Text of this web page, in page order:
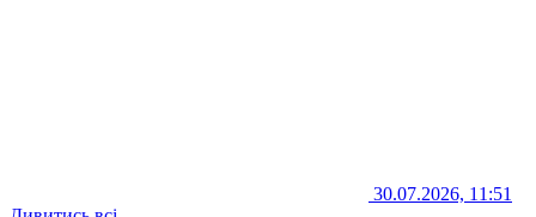
30.07.2026, 11:51